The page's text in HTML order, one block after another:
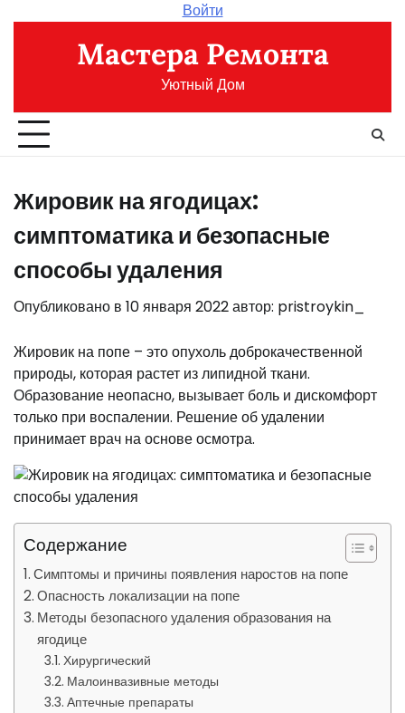
содержимому
Войти
Мастера Ремонта
Уютный Дом
Жировик на ягодицах:
симптоматика и безопасные
способы удаления
Опубликовано в 10 января 2022автор: pristroykin_
Жировик на попе – это опухоль доброкачественной
природы, которая растет из липидной ткани.
Образование неопасно, вызывает боль и дискомфорт
только при воспалении. Решение об удалении
принимает врач на основе осмотра.
Содержание
Симптомы и причины появления наростов на попе
Опасность локализации на попе
Методы безопасного удаления образования на
ягодице
Хирургический
Малоинвазивные методы
Аптечные препараты